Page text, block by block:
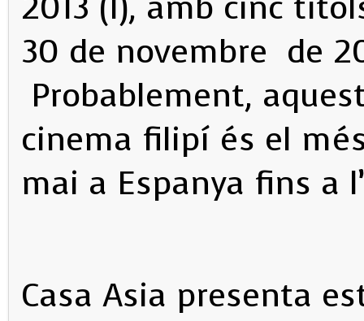
30 de novembre de
Probablement,
cinema filipí és el
mai a Espanya fins a
Casa Asia presenta